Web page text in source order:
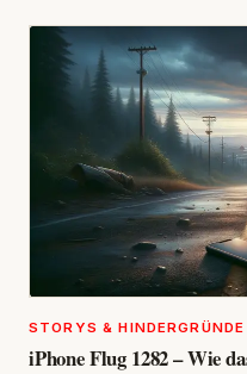
STORYS & HINDERGRÜNDE
iPhone Flug 1282 – Wie